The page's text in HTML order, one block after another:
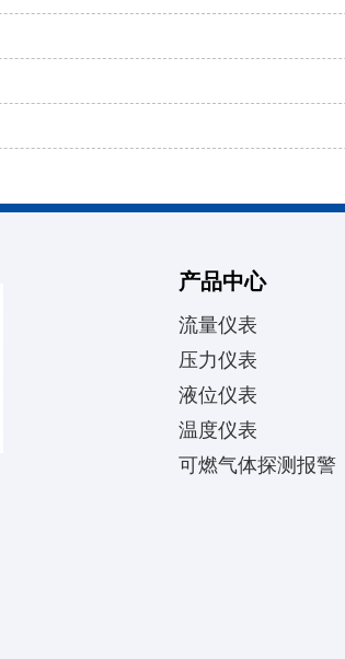
产品中心
流量仪表
压力仪表
液位仪表
温度仪表
可燃气体探测报警